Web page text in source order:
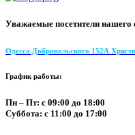
Уважаемые посетители нашего
Одесса Добровольского 152А
График работы:
Пн – Пт: с 09:00 до 18:00
Суббота: с 11:00 до 17:00